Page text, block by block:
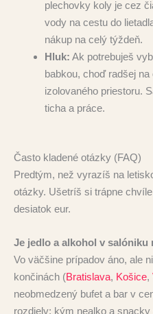
plechovky koly je cez
vody na cestu do
nákup na celý týždeň.
Hluk: Ak potrebuješ
babkou, choď radšej
izolovaného priestoru.
ticha a práce.
Často kladené otázky (FAQ)
Predtým, než vyrazíš na
otázky. Ušetríš si trápne
desiatok eur.
Je jedlo a alkohol v salóniku
Vo väčšine prípadov áno, ale
končinách (Bratislava, Košice,
neobmedzený bufet a bar v
rozdiely: kým nealko a